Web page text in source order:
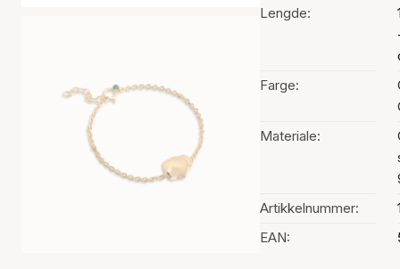
Lengde:
Farge:
Materiale:
Artikkelnummer:
EAN: